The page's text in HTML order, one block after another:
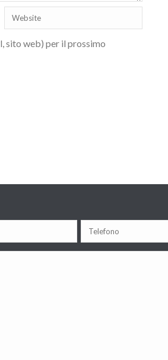
sito web) per il prossimo